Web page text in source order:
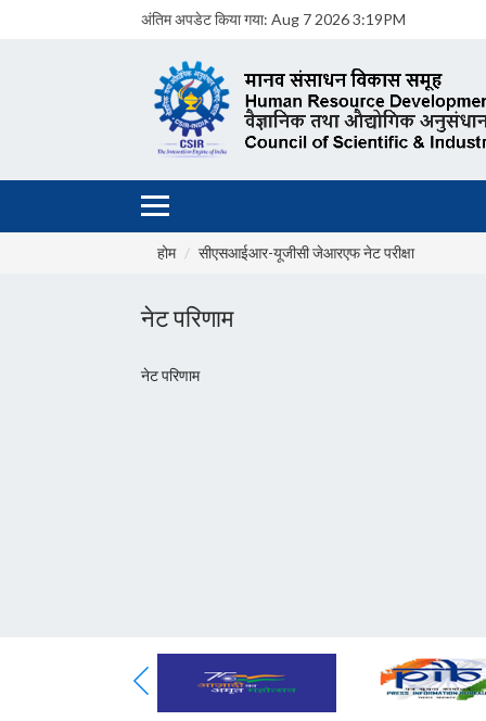
अंतिम अपडेट किया गया: Aug 7 2026 3:19PM
होम सीएसआईआर-यूजीसी जेआरएफ नेट परीक्षा
नेट परिणाम
नेट परिणाम